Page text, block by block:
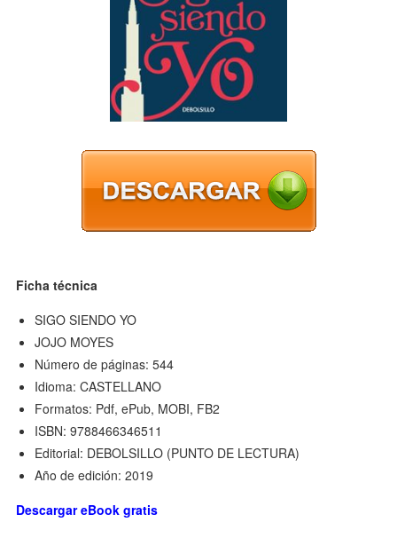
Ficha técnica
SIGO SIENDO YO
JOJO MOYES
Número de páginas: 544
Idioma: CASTELLANO
Formatos: Pdf, ePub, MOBI, FB2
ISBN: 9788466346511
Editorial: DEBOLSILLO (PUNTO DE LECTURA)
Año de edición: 2019
Descargar eBook gratis